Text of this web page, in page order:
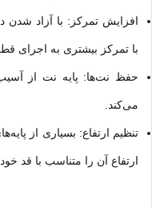
افزایش تمرکز: با آزاد
با تمرکز بیشتری به اجرای
حفظ نت‌ها: پایه نت از
می‌کند.
تنظیم ارتفاع: بسیاری از
ارتفاع آن را متناسب با قد خود